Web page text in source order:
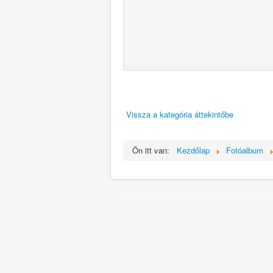
Vissza a kategória áttekintőbe
Ön itt van: Kezdőlap Fotóalbum